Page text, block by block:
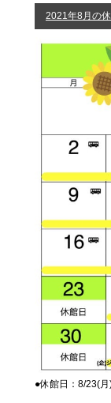
2021年8月の
●休館日：8/23(